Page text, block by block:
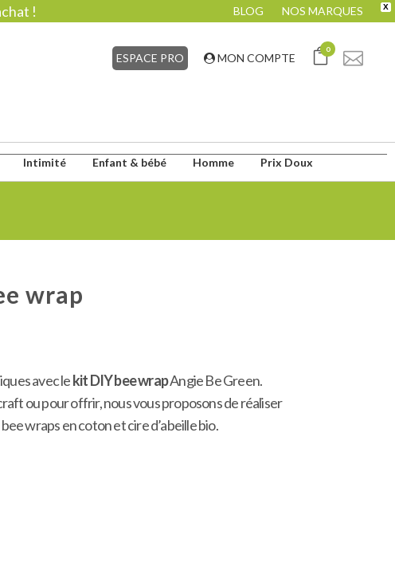
X
! BLOG NOS MARQUES
ESPACE PRO MON COMPTE
0
Intimité Enfant & bébé Homme Prix Doux
wrap
avec lekit DIY bee wrapAngie Be Green.
ou pour offrir, nous vous proposons de réaliser
wraps en coton et cire d’abeille bio.